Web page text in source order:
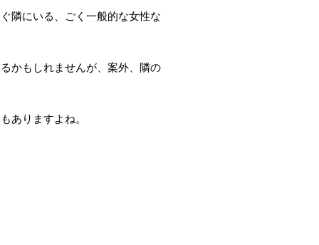
隣にいる、ごく一般的な女性な
かもしれませんが、案外、隣の
ありますよね。